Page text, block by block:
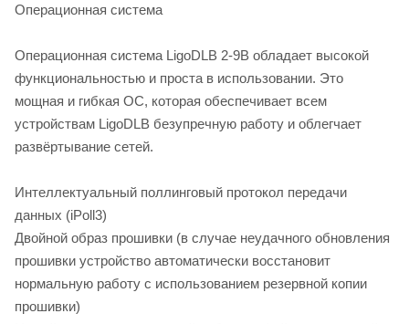
Операционная система
Операционная система LigoDLB 2-9B обладает высокой
функциональностью и проста в использовании. Это
мощная и гибкая ОС, которая обеспечивает всем
устройствам LigoDLB безупречную работу и облегчает
развёртывание сетей.
Интеллектуальный поллинговый протокол передачи
данных (iPoll3)
Двойной образ прошивки (в случае неудачного обновления
прошивки устройство автоматически восстановит
нормальную работу с использованием резервной копии
прошивки)